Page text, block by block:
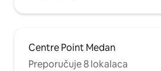
Centre Point Medan
Preporučuje 8 lokalaca